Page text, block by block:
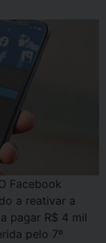
Facebook
a reativar a
pagar R$ 4 mil
pelo 7º